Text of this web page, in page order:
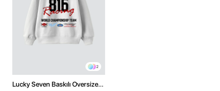
2
Lucky Seven Baskılı Oversize